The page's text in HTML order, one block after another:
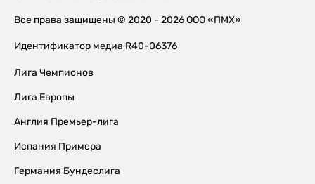
Все права защищены © 2020 - 2026 ООО «ПМХ»
Идентификатор медиа R40-06376
Лига Чемпионов
Лига Европы
Англия Премьер-лига
Испания Примера
Германия Бундеслига